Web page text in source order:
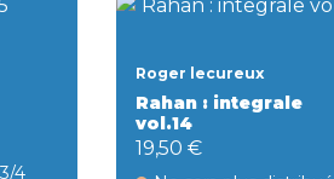
4
Roger lecureux
Rahan : integrale
vol.14
19,50 €